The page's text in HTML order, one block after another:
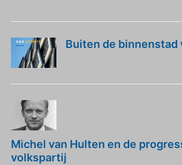
Buiten de binnenstad
Michel van Hulten en de
volkspartij